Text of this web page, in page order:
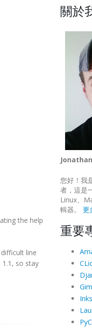
the help
line
so stay
關於
您好！我
者，這是
Linux、
輯器。 更
重要